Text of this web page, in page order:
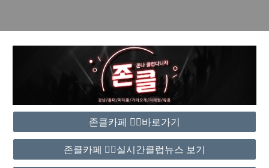
존클카페 ❤️‍🔥바로가기
존클카페 ❤️‍🔥실시간클럽뉴스 보기